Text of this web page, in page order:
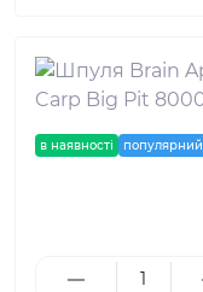
в наявності популярний